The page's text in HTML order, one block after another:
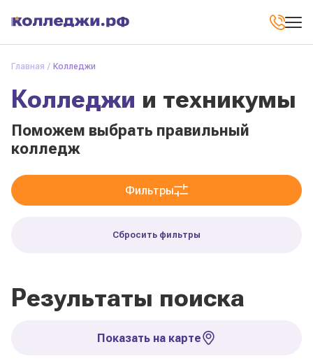
Главная Колледжи
Колледжи и техникумы
Поможем выбрать правильный
колледж
Фильтры
Сбросить фильтры
Результаты поиска
Показать на карте